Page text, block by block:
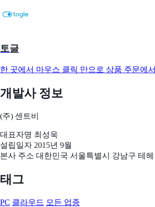
토글
한 곳에서 마우스 클릭 만으로 상품 주문에
개발사 정보
(주) 센트비
대표자명 최성욱
설립일자 2015년 9월
본사 주소 대한민국 서울특별시 강남구 테
태그
PC 클라우드 모든 업종